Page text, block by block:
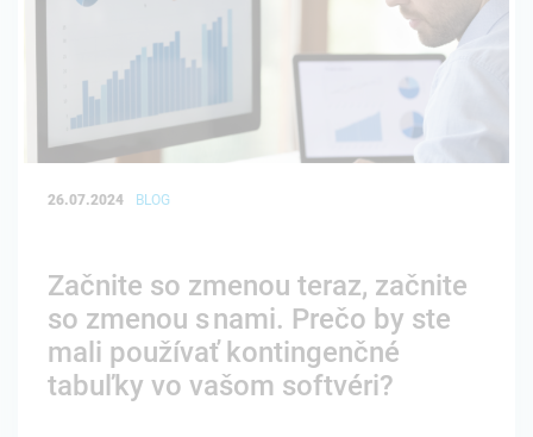
26.07.2024 BLOG
Začnite so zmenou teraz, začnite
so zmenou s nami. Prečo by ste
mali používať kontingenčné
tabuľky vo vašom softvéri?